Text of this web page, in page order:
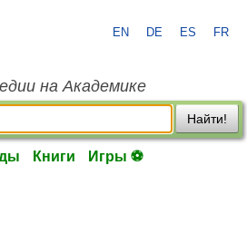
EN DE ES FR
на Академике
Найти!
Книги Игры ⚽